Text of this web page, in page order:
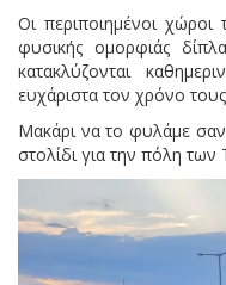
Οι περιποιημένοι
φυσικής ομορφιάς
κατακλύζονται
ευχάριστα τον χρόνο
Μακάρι να το φυλάμε σαν
στολίδι για την πόλη